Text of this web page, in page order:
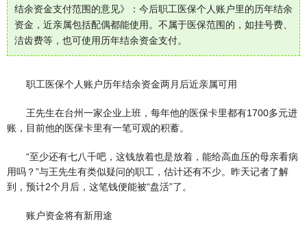
结余资金支付范围的意见》：今后职工医保个人账户里的历年结余
资金，近亲属包括配偶都能使用。不属于医保范围的，如挂号费、
洁齿费等，也可使用历年结余资金支付。
职工医保个人账户历年结余资金两月后近亲属可用
王先生在台州一家企业上班，每年他的医保卡里都有1700多元进
账，目前他的医保卡里有一笔可观的积蓄。
“至少还有七八千吧，这钱放着也是放着，能给高血压的母亲看病
用吗？”与王先生有类似疑问的职工，估计还有不少。昨天记者了解
到，预计2个月后，这笔钱便能被“盘活”了。
账户资金将有新用途